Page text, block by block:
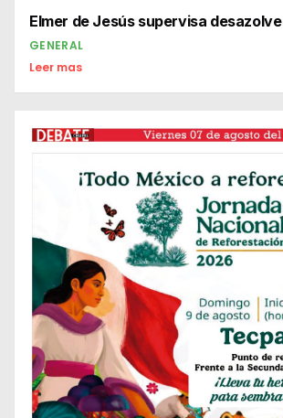
Elmer de Jesús supervisa desazolve
GENERAL
Leer mas